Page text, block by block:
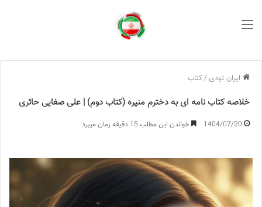
ایران تودی /کتاب
خلاصه کتاب نامه ای به دخترم منیره (کتاب دوم) | علی صفایی حائری
1404/07/20 خواندن این مطلب 15 دقیقه زمان میبرد